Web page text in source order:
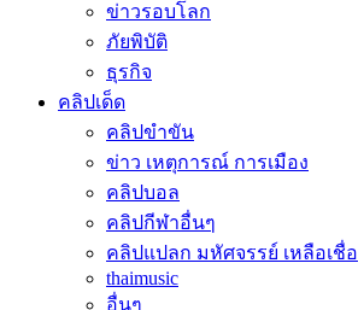
ข่าวรอบโลก
ภัยพิบัติ
ธุรกิจ
คลิปเด็ด
คลิปขำขัน
ข่าว เหตุการณ์ การเมือง
คลิปบอล
คลิปกีฬาอื่นๆ
คลิปแปลก มหัศจรรย์ เหลือเชื่อ
thaimusic
อื่นๆ